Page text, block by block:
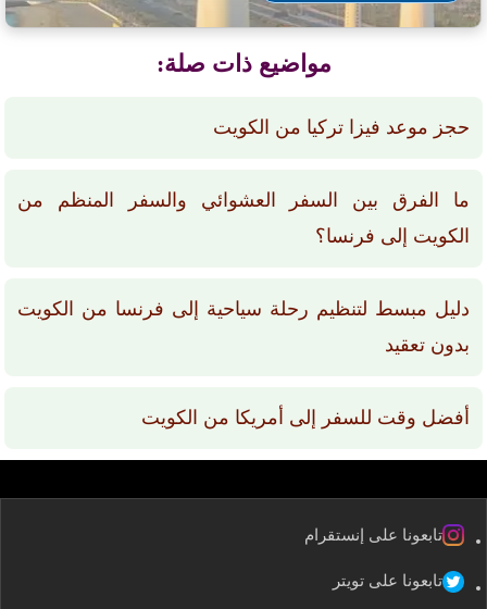
مواضيع ذات صلة:
حجز موعد فيزا تركيا من الكويت
ما الفرق بين السفر العشوائي والسفر المنظم من
الكويت إلى فرنسا؟
دليل مبسط لتنظيم رحلة سياحية إلى فرنسا من الكويت
بدون تعقيد
أفضل وقت للسفر إلى أمريكا من الكويت
تابعونا على إنستقرام
تابعونا على تويتر